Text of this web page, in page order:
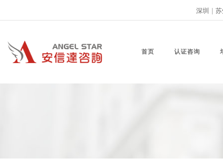
深圳 |
首页 认证咨询